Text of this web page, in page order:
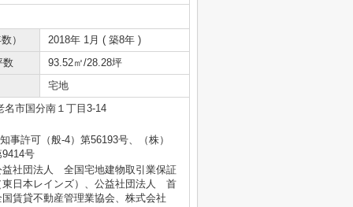
）
2018年 1月 ( 築8年 )
数
93.52㎡/28.28坪
宅地
名市国分南１丁目3-14
許可（般-4）第56193号、（株）
号
社団法人 全国宅地建物取引業保証
日本レインズ）、公益社団法人 首
賃貸不動産管理業協会、株式会社